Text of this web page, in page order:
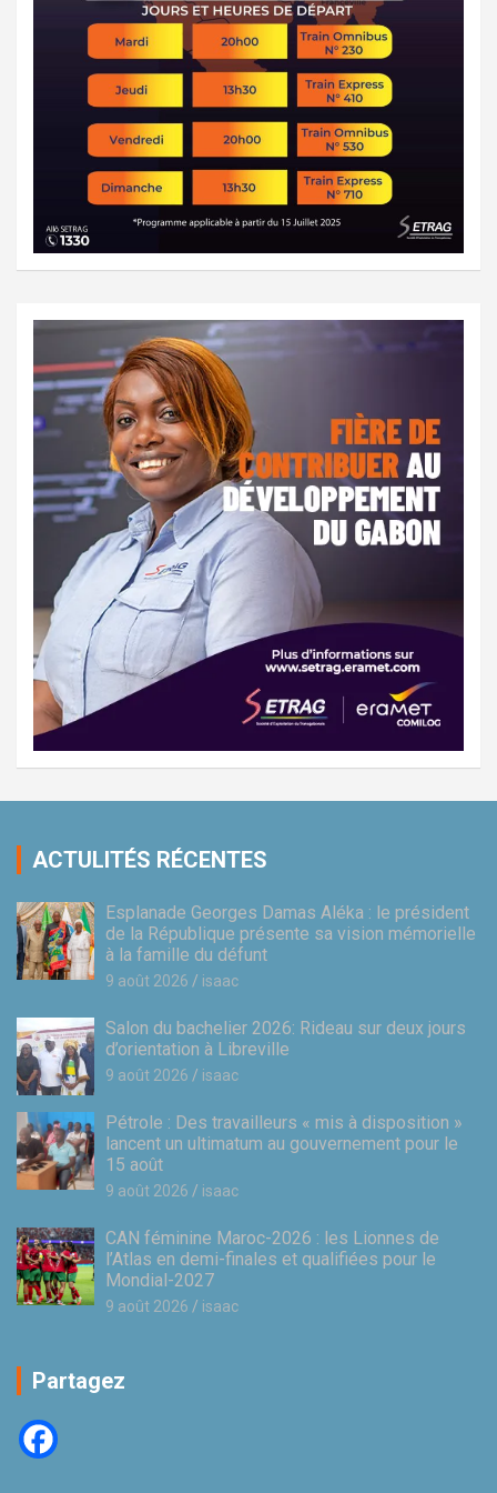
ACTULITÉS RÉCENTES
Esplanade Georges Damas Aléka : le président
de la République présente sa vision mémorielle
à la famille du défunt
9 août 2026 isaac
Salon du bachelier 2026: Rideau sur deux jours
d’orientation à Libreville
9 août 2026 isaac
Pétrole : Des travailleurs « mis à disposition »
lancent un ultimatum au gouvernement pour le
15 août
9 août 2026 isaac
CAN féminine Maroc-2026 : les Lionnes de
l’Atlas en demi-finales et qualifiées pour le
Mondial-2027
9 août 2026 isaac
Partagez